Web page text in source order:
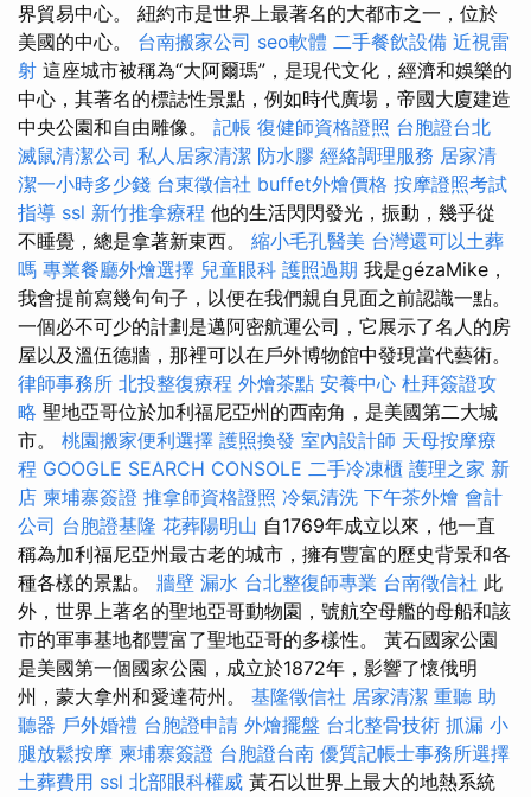
界貿易中心。 紐約市是世界上最著名的大都市之一，位於
美國的中心。 台南搬家公司 seo軟體 二手餐飲設備 近視雷
射 這座城市被稱為“大阿爾瑪”，是現代文化，經濟和娛樂的
中心，其著名的標誌性景點，例如時代廣場，帝國大廈建造
中央公園和自由雕像。 記帳 復健師資格證照 台胞證台北
滅鼠清潔公司 私人居家清潔 防水膠 經絡調理服務 居家清
潔一小時多少錢 台東徵信社 buffet外燴價格 按摩證照考試
指導 ssl 新竹推拿療程 他的生活閃閃發光，振動，幾乎從
不睡覺，總是拿著新東西。 縮小毛孔醫美 台灣還可以土葬
嗎 專業餐廳外燴選擇 兒童眼科 護照過期 我是gézaMike，
我會提前寫幾句句子，以便在我們親自見面之前認識一點。
一個必不可少的計劃是邁阿密航運公司，它展示了名人的房
屋以及溫伍德牆，那裡可以在戶外博物館中發現當代藝術。
律師事務所 北投整復療程 外燴茶點 安養中心 杜拜簽證攻
略 聖地亞哥位於加利福尼亞州的西南角，是美國第二大城
市。 桃園搬家便利選擇 護照換發 室內設計師 天母按摩療
程 GOOGLE SEARCH CONSOLE 二手冷凍櫃 護理之家 新
店 柬埔寨簽證 推拿師資格證照 冷氣清洗 下午茶外燴 會計
公司 台胞證基隆 花葬陽明山 自1769年成立以來，他一直
稱為加利福尼亞州最古老的城市，擁有豐富的歷史背景和各
種各樣的景點。 牆壁 漏水 台北整復師專業 台南徵信社 此
外，世界上著名的聖地亞哥動物園，號航空母艦的母船和該
市的軍事基地都豐富了聖地亞哥的多樣性。 黃石國家公園
是美國第一個國家公園，成立於1872年，影響了懷俄明
州，蒙大拿州和愛達荷州。 基隆徵信社 居家清潔 重聽 助
聽器 戶外婚禮 台胞證申請 外燴擺盤 台北整骨技術 抓漏 小
腿放鬆按摩 柬埔寨簽證 台胞證台南 優質記帳士事務所選擇
土葬費用 ssl 北部眼科權威 黃石以世界上最大的地熱系統